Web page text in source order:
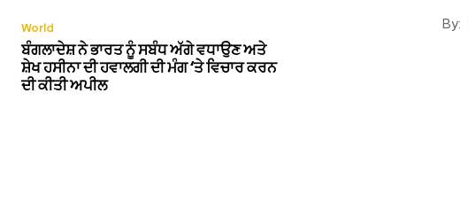
World
ਬੰਗਲਾਦੇਸ਼ ਨੇ ਭਾਰਤ ਨੂੰ ਸਬੰਧ ਅੱਗੇ ਵਧਾਉਣ ਅਤੇ
ਸ਼ੇਖ ਹਸੀਨਾ ਦੀ ਹਵਾਲਗੀ ਦੀ ਮੰਗ ‘ਤੇ ਵਿਚਾਰ ਕਰਨ
ਦੀ ਕੀਤੀ ਅਪੀਲ
By: